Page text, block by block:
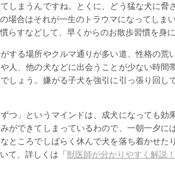
しまうんですね。とくに、どう猛な犬に
場合はそれが一生のトラウマになってしま
らすなどして、早くからのお散歩習慣を身に
する場所やクルマ通りが多い道、性格の
人、他の犬などに出会うことが少ない時
しょう。嫌がる子犬を強引に引っ張り回
つ」というマインドは、成犬になっても
ができてしまっているわので、一朝一夕
ところでしばらく休んで犬を落ち着かせた
て、詳しくは「 獣医師が分かりやすく解説